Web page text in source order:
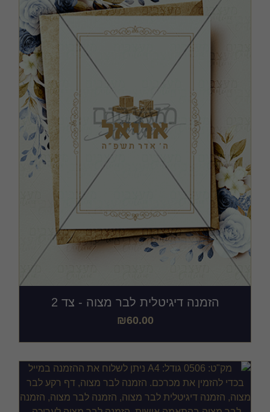
הזמנה דיגיטלית לבר מצוה - צד 2
₪60.00